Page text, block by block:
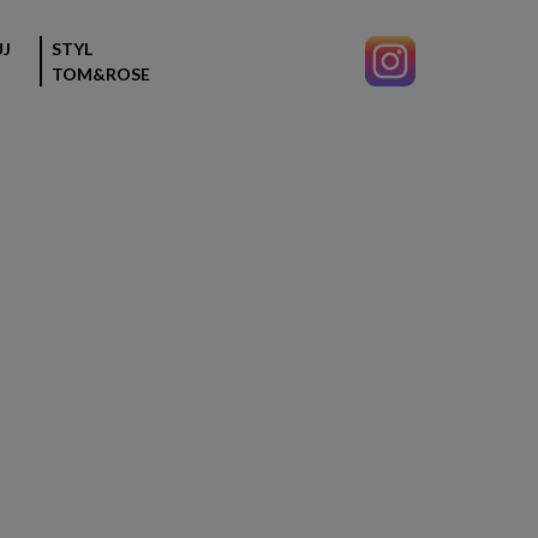
STYL
TOM&ROSE